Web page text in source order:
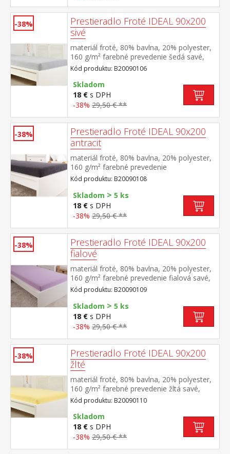
-38%
Prestieradlo Froté IDEAL 90x200
sivé
materiál froté, 80% bavlna, 20% polyester,
160 g/m² farebné prevedenie šedá savé,
odolné, stálofarebné, obšité gumou pre
matrace do výšky 25 cm prateľné do 40 °C
Kód produktu: B20090106
Skladom
18 € s DPH
-38% 29,50 € **
-38%
Prestieradlo Froté IDEAL 90x200
antracit
materiál froté, 80% bavlna, 20% polyester,
160 g/m² farebné prevedenie
antracitová savé, odolné, stálofarebné,
obšité gumou pre matrace do výšky 25
cm prateľné do 40 °C
Kód produktu: B20090108
Skladom > 5 ks
18 € s DPH
-38% 29,50 € **
-38%
Prestieradlo Froté IDEAL 90x200
fialové
materiál froté, 80% bavlna, 20% polyester,
160 g/m² farebné prevedenie fialová savé,
odolné, stálofarebné, obšité gumou pre
matrace do výšky 25 cm prateľné do 40 °C
Kód produktu: B20090109
Skladom > 5 ks
18 € s DPH
-38% 29,50 € **
-38%
Prestieradlo Froté IDEAL 90x200
žlté
materiál froté, 80% bavlna, 20% polyester,
160 g/m² farebné prevedenie žltá savé,
odolné, stálofarebné, obšité gumou pre
matrace do výšky 25 cm prateľné do 40 °C
Kód produktu: B20090110
Skladom
18 € s DPH
-38% 29,50 € **